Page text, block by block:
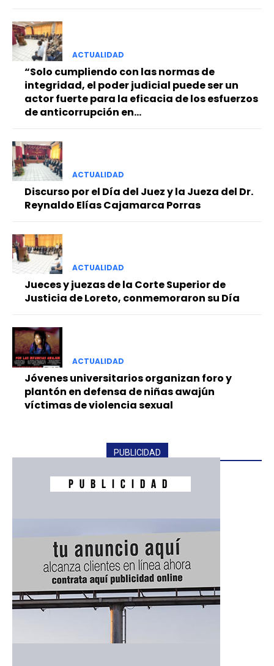
ACTUALIDAD
“Solo cumpliendo con las normas de
integridad, el poder judicial puede ser un
actor fuerte para la eficacia de los esfuerzos
de anticorrupción en...
ACTUALIDAD
Discurso por el Día del Juez y la Jueza del Dr.
Reynaldo Elías Cajamarca Porras
ACTUALIDAD
Jueces y juezas de la Corte Superior de
Justicia de Loreto, conmemoraron su Día
ACTUALIDAD
Jóvenes universitarios organizan foro y
plantón en defensa de niñas awajún
víctimas de violencia sexual
PUBLICIDAD